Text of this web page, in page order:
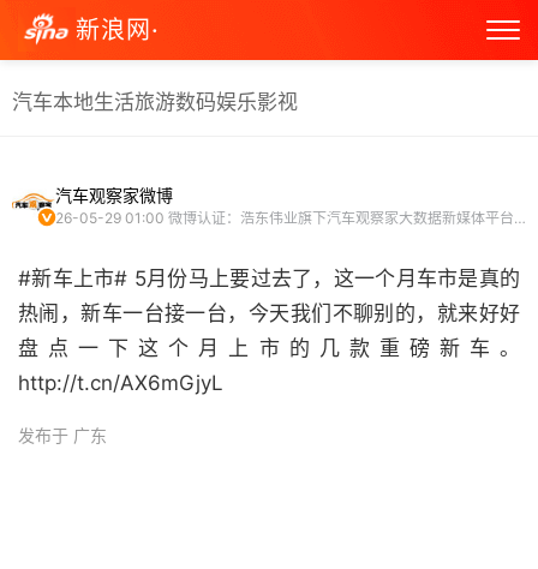
新浪网·
汽车本地生活旅游数码娱乐影视
汽车观察家微博
26-05-29 01:00 微博认证：浩东伟业旗下汽车观察家大数据新媒体平台联合创始人陈希
#新车上市# 5月份马上要过去了，这一个月车市是真的
热闹，新车一台接一台，今天我们不聊别的，就来好好
盘点一下这个月上市的几款重磅新车。
http://t.cn/AX6mGjyL ​
发布于 广东